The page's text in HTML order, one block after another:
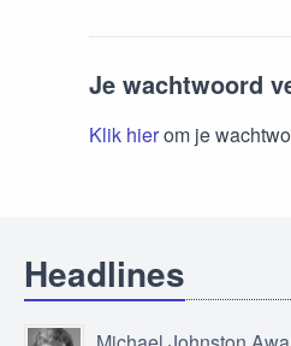
Je wachtwoord
Klik hierom je
Headlines